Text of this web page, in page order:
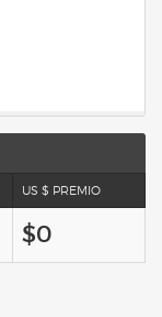
US $ PREMIO
$0